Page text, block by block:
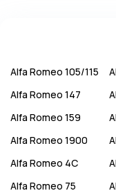
Alfa Romeo 105/115
Alfa Romeo 147
Alfa Romeo 159
Alfa Romeo 1900
Alfa Romeo 4C
Alfa Romeo 75